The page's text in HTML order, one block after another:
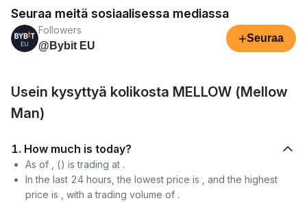
Seuraa meitä sosiaalisessa mediassa
Followers
@Bybit EU
+Seuraa
Usein kysyttyä kolikosta MELLOW (Mellow
Man)
1. How much is today?
As of , () is trading at .
In the last 24 hours, the lowest price is , and the highest
price is , with a trading volume of .